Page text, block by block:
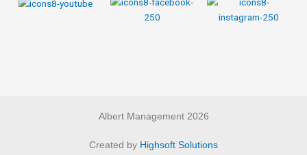
Albert Management 2026
Created by Highsoft Solutions